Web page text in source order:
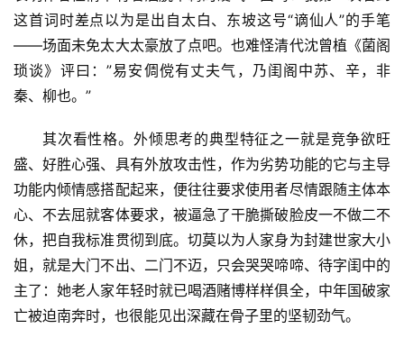
这首词时差点以为是出自太白、东坡这号“谪仙人”的手笔
——场面未免太大太豪放了点吧。也难怪清代沈曾植《菌阁
琐谈》评曰：”易安倜傥有丈夫气，乃闺阁中苏、辛，非
秦、柳也。”
其次看性格。外倾思考的典型特征之一就是竞争欲旺
盛、好胜心强、具有外放攻击性，作为劣势功能的它与主导
功能内倾情感搭配起来，便往往要求使用者尽情跟随主体本
心、不去屈就客体要求，被逼急了干脆撕破脸皮一不做二不
休，把自我标准贯彻到底。切莫以为人家身为封建世家大小
姐，就是大门不出、二门不迈，只会哭哭啼啼、待字闺中的
主了：她老人家年轻时就已喝酒赌博样样俱全，中年国破家
亡被迫南奔时，也很能见出深藏在骨子里的坚韧劲气。